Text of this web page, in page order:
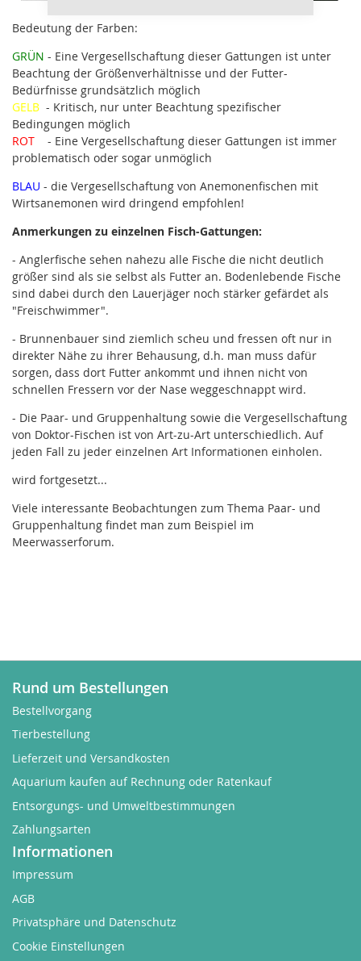
Bedeutung der Farben:
GRÜN - Eine Vergesellschaftung dieser Gattungen ist unter
Beachtung der Größenverhältnisse und der Futter-
Bedürfnisse grundsätzlich möglich
GELB - Kritisch, nur unter Beachtung spezifischer
Bedingungen möglich
ROT - Eine Vergesellschaftung dieser Gattungen ist immer
problematisch oder sogar unmöglich
BLAU - die Vergesellschaftung von Anemonenfischen mit
Wirtsanemonen wird dringend empfohlen!
Anmerkungen zu einzelnen Fisch-Gattungen:
- Anglerfische sehen nahezu alle Fische die nicht deutlich
größer sind als sie selbst als Futter an. Bodenlebende Fische
sind dabei durch den Lauerjäger noch stärker gefärdet als
"Freischwimmer".
- Brunnenbauer sind ziemlich scheu und fressen oft nur in
direkter Nähe zu ihrer Behausung, d.h. man muss dafür
sorgen, dass dort Futter ankommt und ihnen nicht von
schnellen Fressern vor der Nase weggeschnappt wird.
- Die Paar- und Gruppenhaltung sowie die Vergesellschaftung
von Doktor-Fischen ist von Art-zu-Art unterschiedlich. Auf
jeden Fall zu jeder einzelnen Art Informationen einholen.
wird fortgesetzt...
Viele interessante Beobachtungen zum Thema Paar- und
Gruppenhaltung findet man zum Beispiel im
Meerwasserforum.
Rund um Bestellungen
Bestellvorgang
Tierbestellung
Lieferzeit und Versandkosten
Aquarium kaufen auf Rechnung oder Ratenkauf
Entsorgungs- und Umweltbestimmungen
Zahlungsarten
Informationen
Impressum
AGB
Privatsphäre und Datenschutz
Cookie Einstellungen